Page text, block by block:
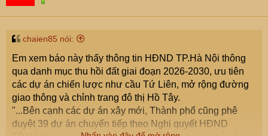
n
s
chaien85 nói:
Em xem báo này thấy thông tin HĐND TP.Hà Nội thông
qua danh mục thu hồi đất giai đoạn 2026-2030, ưu tiên
các dự án chiến lược như cầu Tứ Liên, mở rộng đường
giao thông và chỉnh trang đô thị Hồ Tây.
"...Bên cạnh các dự án xây mới, Thành phố cũng phê
duyệt 39 dự án chuyển tiếp theo Nghị quyết HĐND